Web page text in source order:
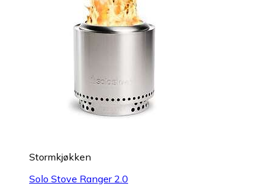
Stormkjøkken
Solo Stove Ranger 2.0